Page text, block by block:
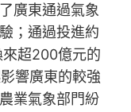
廣東通過氣象
；通過投進約
超200億元的
響廣東的較強
業氣象部門紛